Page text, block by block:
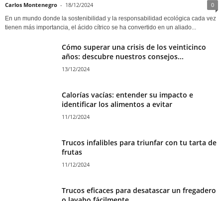
Carlos Montenegro - 18/12/2024 0
En un mundo donde la sostenibilidad y la responsabilidad ecológica cada vez
tienen más importancia, el ácido cítrico se ha convertido en un aliado...
Cómo superar una crisis de los veinticinco
años: descubre nuestros consejos...
13/12/2024
Calorías vacías: entender su impacto e
identificar los alimentos a evitar
11/12/2024
Trucos infalibles para triunfar con tu tarta de
frutas
11/12/2024
Trucos eficaces para desatascar un fregadero